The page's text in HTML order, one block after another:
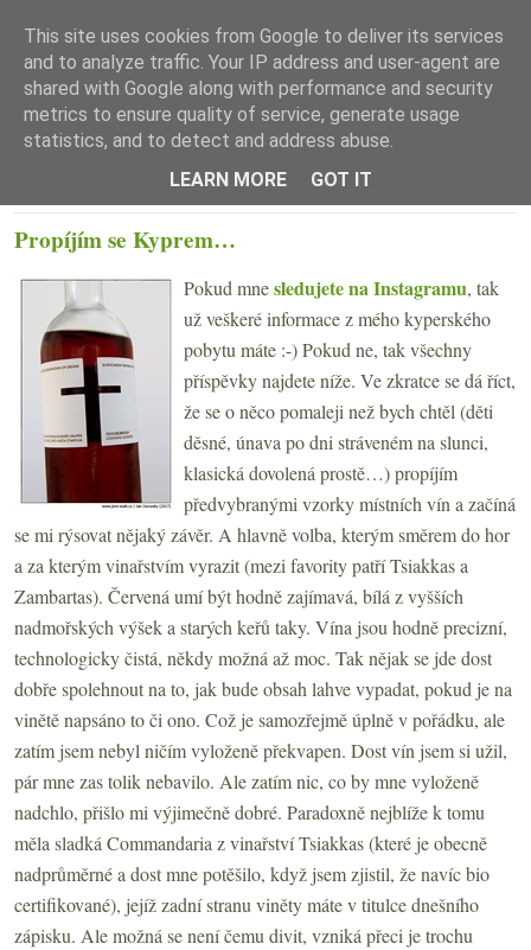
☰ Menu
Propíjím se Kyprem…
Pokud mnesledujete na Instagramu, tak
už veškeré informace z mého kyperského
pobytu máte :-) Pokud ne, tak všechny
příspěvky najdete níže. Ve zkratce se dá říct,
že se o něco pomaleji než bych chtěl (děti
děsné, únava po dni stráveném na slunci,
klasická dovolená prostě…) propíjím
předvybranými vzorky místních vín a začíná
se mi rýsovat nějaký závěr. A hlavně volba, kterým směrem do hor
a za kterým vinařstvím vyrazit (mezi favority patří Tsiakkas a
Zambartas). Červená umí být hodně zajímavá, bílá z vyšších
nadmořských výšek a starých keřů taky. Vína jsou hodně precizní,
technologicky čistá, někdy možná až moc. Tak nějak se jde dost
dobře spolehnout na to, jak bude obsah lahve vypadat, pokud je na
vinětě napsáno to či ono. Což je samozřejmě úplně v pořádku, ale
zatím jsem nebyl ničím vyloženě překvapen. Dost vín jsem si užil,
pár mne zas tolik nebavilo. Ale zatím nic, co by mne vyloženě
nadchlo, přišlo mi výjimečně dobré. Paradoxně nejblíže k tomu
měla sladká Commandaria z vinařství Tsiakkas (které je obecně
nadprůměrné a dost mne potěšilo, když jsem zjistil, že navíc bio
certifikované), jejíž zadní stranu viněty máte v titulce dnešního
zápisku. Ale možná se není čemu divit, vzniká přeci je trochu
This site uses cookies from Google to deliver its services
and to analyze traffic. Your IP address and user-agent are
shared with Google along with performance and security
metrics to ensure quality of service, generate usage
statistics, and to detect and address abuse.
LEARN MORE
GOT IT